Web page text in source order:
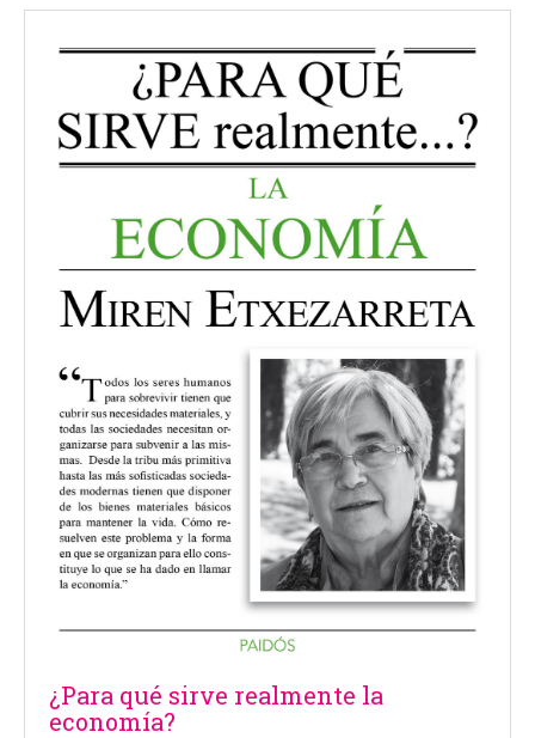
¿Para qué sirve realmente la
economía?